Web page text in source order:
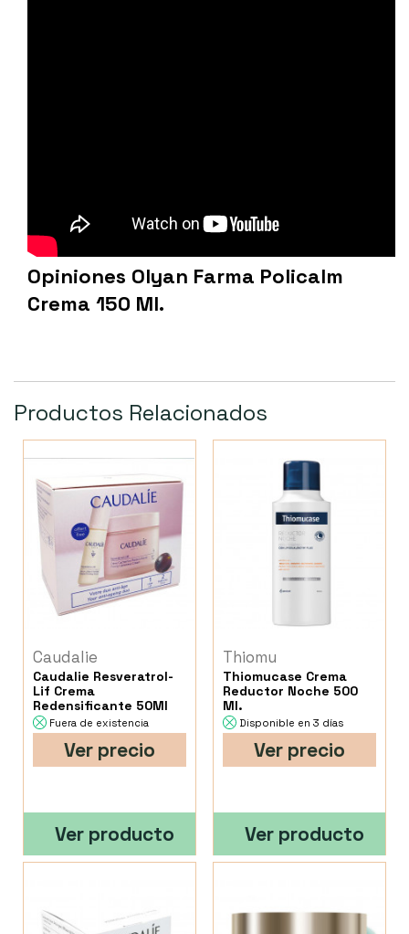
Opiniones Olyan Farma Policalm
Crema 150 Ml.
Productos Relacionados
Caudalie
Caudalie Resveratrol-
Lif Crema
Redensificante 50Ml
Fuera de existencia
Ver precio
Ver producto
Thiomu
Thiomucase Crema
Reductor Noche 500
Ml.
Disponible en 3 días
Ver precio
Ver producto